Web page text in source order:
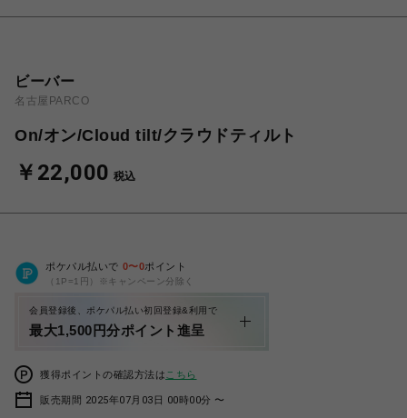
ビーバー
名古屋PARCO
On/オン/Cloud tilt/クラウドティルト
￥22,000 税込
ポケパル払いで 0〜0ポイント
（1P=1円）※キャンペーン分除く
会員登録後、ポケパル払い初回登録&利用で
最大1,500円分ポイント進呈
獲得ポイントの確認方法は こちら
販売期間 2025年07月03日 00時00分 〜